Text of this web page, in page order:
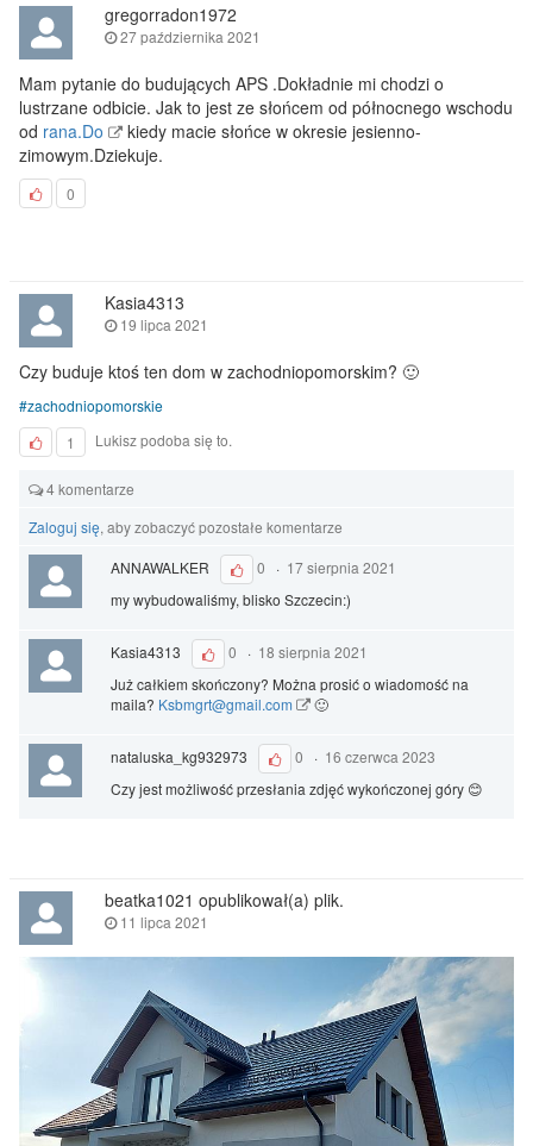
gregorradon1972
27 października 2021
Mam pytanie do budujących APS .Dokładnie mi chodzi o
lustrzane odbicie. Jak to jest ze słońcem od północnego wschodu
od rana.Do
kiedy macie słońce w okresie jesienno-
zimowym.Dziekuje.
0
Kasia4313
19 lipca 2021
Czy buduje ktoś ten dom w zachodniopomorskim? 🙂
zachodniopomorskie
1
Lukisz podoba się to.
4 komentarze
Zaloguj się, aby zobaczyć pozostałe komentarze
ANNAWALKER
0 · 17 sierpnia 2021
my wybudowaliśmy, blisko Szczecin:)
Kasia4313 0 · 18 sierpnia 2021
Już całkiem skończony? Można prosić o wiadomość na
maila? Ksbmgrt@gmail.com 🙂
nataluska_kg932973 0 · 16 czerwca 2023
Czy jest możliwość przesłania zdjęć wykończonej góry 😊
beatka1021 opublikował(a) plik.
11 lipca 2021